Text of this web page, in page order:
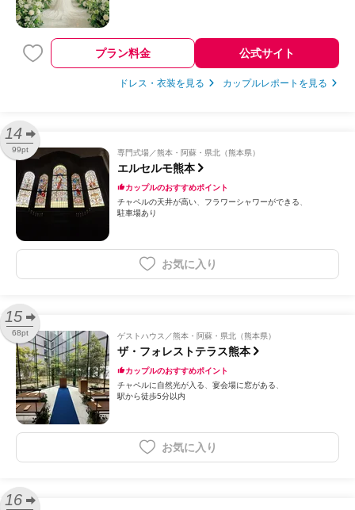
プラン料金 公式サイト
ドレス・衣装を見る カップルレポートを見る
14
99pt 専門式場 熊本・阿蘇・県北（熊本県）
エルセルモ熊本
カップルのおすすめポイント
チャペルの天井が高い
フラワーシャワーができる
駐車場あり
お気に入り
15
68pt ゲストハウス 熊本・阿蘇・県北（熊本県）
ザ・フォレストテラス熊本
カップルのおすすめポイント
チャペルに自然光が入る
宴会場に窓がある
駅から徒歩5分以内
お気に入り
16